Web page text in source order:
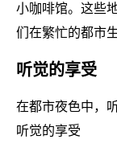
小咖啡馆。这些
们在繁忙的都市
听觉的享受
在都市夜色中，
听觉的享受